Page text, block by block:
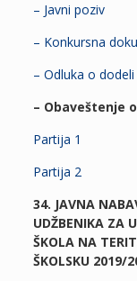
– Javni poziv
– Konkursna
– Odluka o
– Obaveštenje
Partija 1
Partija 2
34. JAVNA
UDŽBENIKA ZA
ŠKOLA NA
ŠKOLSKU 2019/